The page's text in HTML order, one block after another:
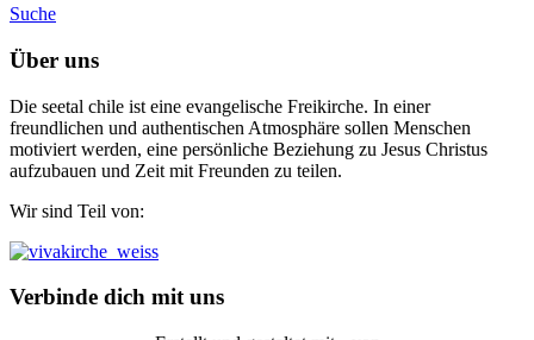
Suche
Über uns
Die seetal chile ist eine evangelische Freikirche. In einer
freundlichen und authentischen Atmosphäre sollen Menschen
motiviert werden, eine persönliche Beziehung zu Jesus Christus
aufzubauen und Zeit mit Freunden zu teilen.
Wir sind Teil von:
Verbinde dich mit uns